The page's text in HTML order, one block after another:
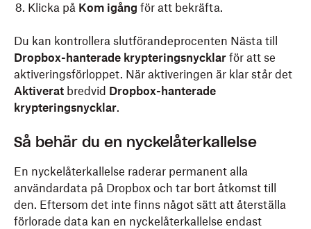
Klicka på Kom igång för att bekräfta.
Du kan kontrollera slutförandeprocenten Nästa till
Dropbox-hanterade krypteringsnycklar för att se
aktiveringsförloppet. När aktiveringen är klar står det
Aktiverat bredvid Dropbox-hanterade
krypteringsnycklar.
Så behär du en nyckelåterkallelse
En nyckelåterkallelse raderar permanent alla
användardata på Dropbox och tar bort åtkomst till
den. Eftersom det inte finns något sätt att återställa
förlorade data kan en nyckelåterkallelse endast